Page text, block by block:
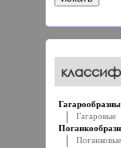
Гагаровые
Поганковые